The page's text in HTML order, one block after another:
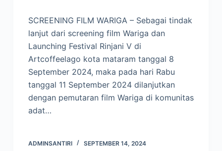
SCREENING FILM WARIGA – Sebagai tindak
lanjut dari screening film Wariga dan
Launching Festival Rinjani V di
Artcoffeelago kota mataram tanggal 8
September 2024, maka pada hari Rabu
tanggal 11 September 2024 dilanjutkan
dengan pemutaran film Wariga di komunitas
adat…
ADMINSANTIRI SEPTEMBER 14, 2024